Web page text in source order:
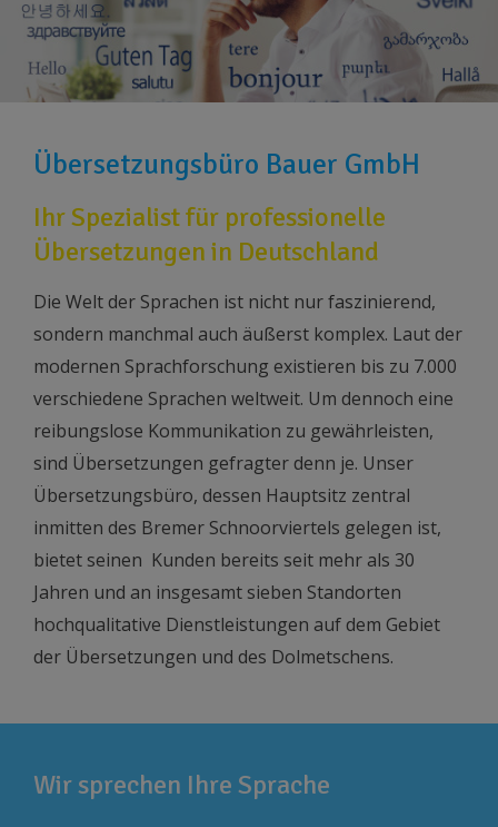
Übersetzungsbüro Bauer GmbH
Ihr Spezialist für professionelle
Übersetzungen in Deutschland
Die Welt der Sprachen ist nicht nur faszinierend,
sondern manchmal auch äußerst komplex. Laut der
modernen Sprachforschung existieren bis zu 7.000
verschiedene Sprachen weltweit. Um dennoch eine
reibungslose Kommunikation zu gewährleisten,
sind Übersetzungen gefragter denn je. Unser
Übersetzungsbüro, dessen Hauptsitz zentral
inmitten des Bremer Schnoorviertels gelegen ist,
bietet seinen Kunden bereits seit mehr als 30
Jahren und an insgesamt sieben Standorten
hochqualitative Dienstleistungen auf dem Gebiet
der Übersetzungen und des Dolmetschens.
Wir sprechen Ihre Sprache